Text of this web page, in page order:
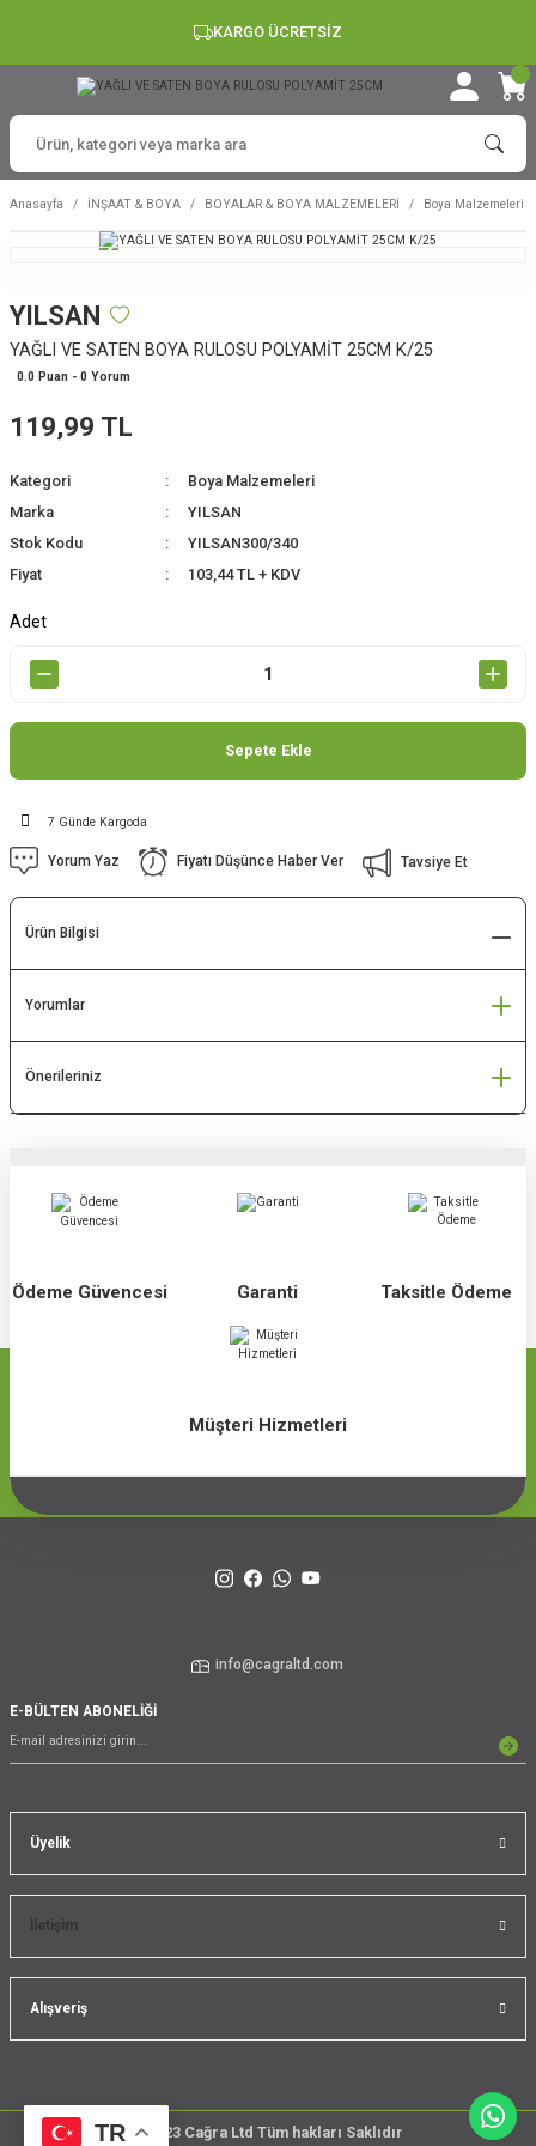
KARGO ÜCRETSİZ
Anasayfa İNŞAAT & BOYA BOYALAR & BOYA MALZEMELERİ Boya Malzemeleri
YILSAN
YAĞLI VE SATEN BOYA RULOSU POLYAMİT 25CM K/25
0.0 Puan - 0 Yorum
119,99 TL
Kategori
Boya Malzemeleri
Marka
YILSAN
Stok Kodu
YILSAN300/340
Fiyat
103,44 TL + KDV
Adet
Sepete Ekle
7 Günde Kargoda
Yorum Yaz Fiyatı Düşünce Haber Ver Tavsiye Et
Ürün Bilgisi
Yorumlar
Önerileriniz
Ödeme Güvencesi Garanti Taksitle Ödeme
Müşteri Hizmetleri
Üyelik
İletişim
Alışveriş
TR
info@cagraltd.com
E-BÜLTEN ABONELİĞİ
@2023 Cağra Ltd Tüm hakları Saklıdır